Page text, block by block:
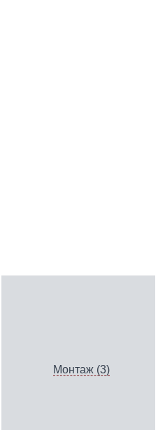
Монтаж (3)